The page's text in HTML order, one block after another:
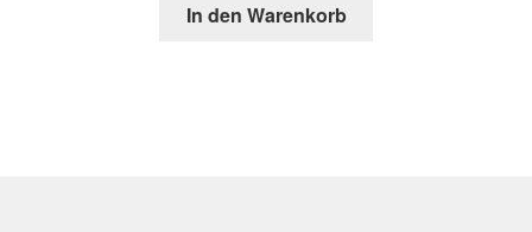
In den Warenkorb